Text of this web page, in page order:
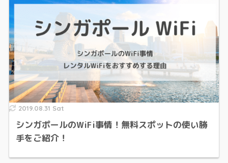
2019.08.31 Sat
シンガポールのWiFi事情！無料スポットの使い勝
手をご紹介！